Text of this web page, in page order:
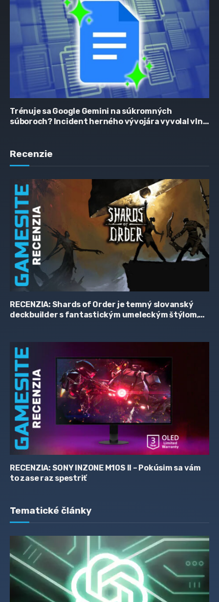
Trénuje sa Google Gemini na súkromných
súboroch? Incident herného vývojára vyvolal vlnu
Recenzie
RECENZIA: Shards of Order je temný slovanský
deckbuilder s fantastickým umeleckým štýlom,
RECENZIA: SONY INZONE M10S II – Pokúsim sa vám
to zase raz spestriť
Tematické články